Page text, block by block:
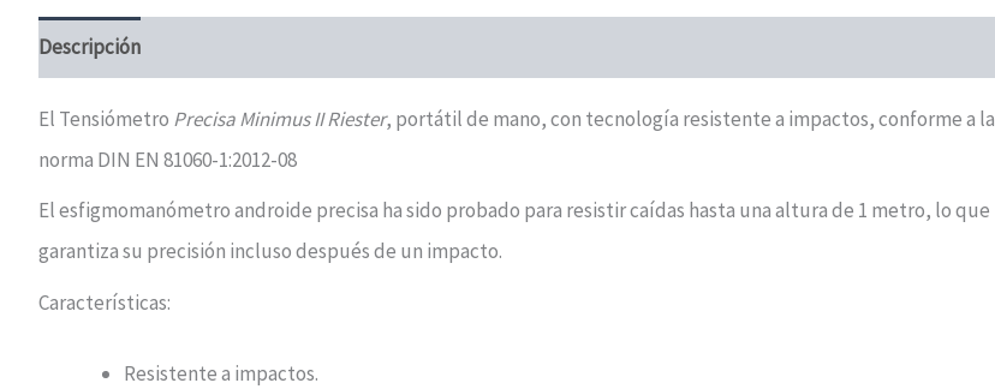
Descripción
El Tensiómetro Precisa Minimus II Riester, portátil de mano, con tecnología resistente a impactos, conforme a la
norma DIN EN 81060-1:2012-08
El esfigmomanómetro androide precisa ha sido probado para resistir caídas hasta una altura de 1 metro, lo que
garantiza su precisión incluso después de un impacto.
Características:
Resistente a impactos.